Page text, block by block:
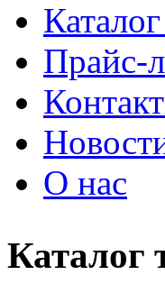
Прайс-
О нас
Каталог